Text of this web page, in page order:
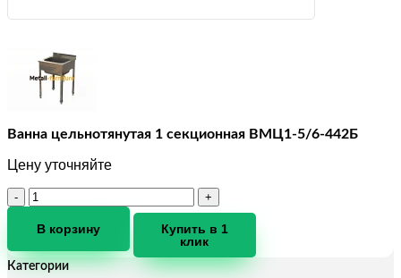
Ванна цельнотянутая 1 секционная ВМЦ1-5/6-442Б
Цену уточняйте
Количество
товара
Ванна
1
секционная
В корзину
Купить в 1
клик
Категории